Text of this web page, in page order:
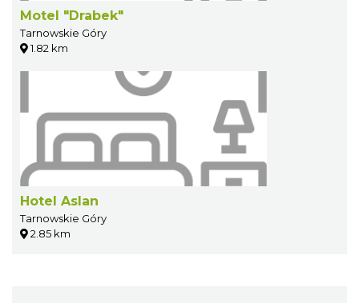
Motel "Drabek"
Tarnowskie Góry
1.82 km
Hotel Aslan
Tarnowskie Góry
2.85 km